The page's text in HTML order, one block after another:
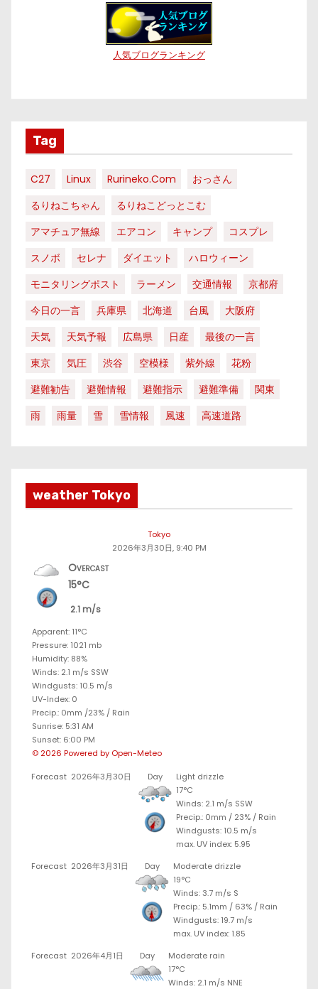
人気ブログランキング
Tag
C27 Linux Rurineko.com
おっさん
るりねこちゃん
るりねこどっとこむ
アマチュア無線
エアコン キャンプ
コスプレ
スノボ
セレナ ダイエット
ハロウィーン
モニタリングポスト
ラーメン 交通情報
京都府
今日の一言
兵庫県 北海道 台風
大阪府
天気
天気予報 広島県 日産
最後の一言
東京
気圧 渋谷 空模様 紫外線
花粉
避難勧告
避難情報 避難指示 避難準備
関東
雨
雨量 雪 雪情報 風速 高速道路
weather Tokyo
Tokyo
2026年3月30日, 9:40 PM
Overcast
15°C
2.1 m/s
Apparent: 11°C
Pressure: 1021 mb
Humidity: 88%
Winds: 2.1 m/s SSW
Windgusts: 10.5 m/s
UV-Index: 0
Precip.: 0mm /23% / Rain
Sunrise: 5:31 AM
Sunset: 6:00 PM
© 2026 Powered by Open-Meteo
Forecast 2026年3月30日 Day
Light drizzle
17°C
Winds: 2.1 m/s SSW
Precip.: 0mm / 23% / Rain
Windgusts: 10.5 m/s
max. UV index: 5.95
Forecast 2026年3月31日 Day
Moderate drizzle
19°C
Winds: 3.7 m/s S
Precip.: 5.1mm / 63% / Rain
Windgusts: 19.7 m/s
max. UV index: 1.85
Forecast 2026年4月1日 Day
Moderate rain
17°C
Winds: 2.1 m/s NNE